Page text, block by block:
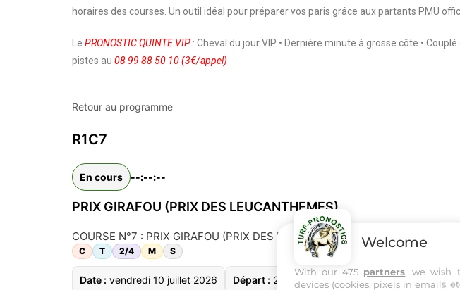
horaires des courses. Un outil idéal pour préparer vos paris grâce aux partants PMU
Le PRONOSTIC QUINTE VIP : Cheval du jour VIP • Dernière minute à grosse côte •
pistes au 08 99 88 50 10 (3€/appel)
Retour au programme
R1C7
En cours --:--:--
PRIX GIRAFOU (PRIX DES LEUCANTHEMES)
COURSE N°7 : PRIX GIRAFOU (PRIX DES LEUCANTHEMES) Attele - 2750
C T 2/4 M S
Date : vendredi 10 juillet 2026 Départ : 21:45 Discipline :ATTELE
Welcome
With our 475 partners , we wish
devices (cookies, pixels in emails,